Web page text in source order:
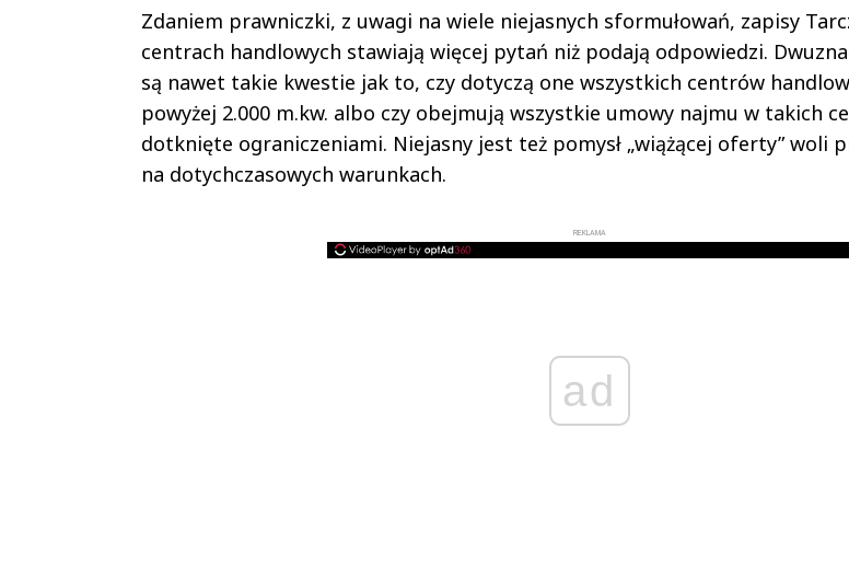
Zdaniem prawniczki, z uwagi na wiele niejasnych sformułowań, zapisy
centrach handlowych stawiają więcej pytań niż podają odpowiedzi.
są nawet takie kwestie jak to, czy dotyczą one wszystkich centrów
powyżej 2.000 m.kw. albo czy obejmują wszystkie umowy najmu w takich
dotknięte ograniczeniami. Niejasny jest też pomysł „wiążącej oferty” woli
na dotychczasowych warunkach.
REKLAMA
ad